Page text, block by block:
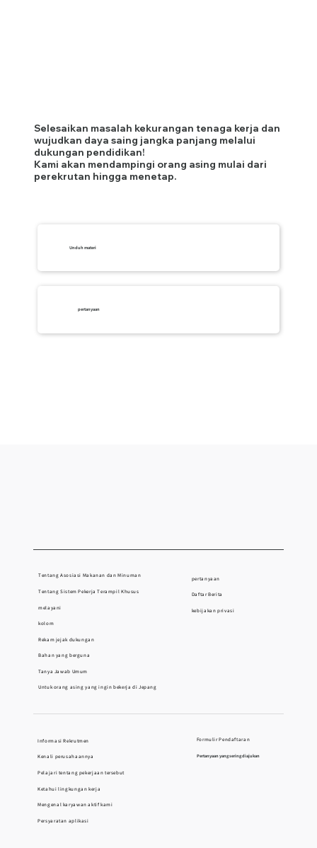
Selesaikan masalah kekurangan tenaga kerja dan
wujudkan daya saing jangka panjang melalui
dukungan pendidikan!
Kami akan mendampingi orang asing mulai dari
perekrutan hingga menetap.
Unduh materi
pertanyaan
Informasi Rekrutmen
Kenali perusahaannya
Pelajari tentang pekerjaan tersebut
Ketahui lingkungan kerja
Mengenal karyawan aktif kami
Persyaratan aplikasi
Formulir Pendaftaran
Pertanyaan yang sering diajukan
Tentang Asosiasi Makanan dan Minuman
Tentang Sistem Pekerja Terampil Khusus
melayani
kolom
Rekam jejak dukungan
Bahan yang berguna
Tanya Jawab Umum
Untuk orang asing yang ingin bekerja di Jepang
pertanyaan
Daftar Berita
kebijakan privasi